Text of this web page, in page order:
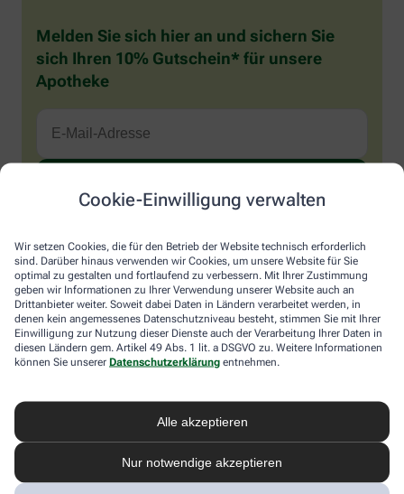
Cookie-Einwilligung verwalten
Wir setzen Cookies, die für den Betrieb der Website technisch erforderlich
sind. Darüber hinaus verwenden wir Cookies, um unsere Website für Sie
optimal zu gestalten und fortlaufend zu verbessern. Mit Ihrer Zustimmung
geben wir Informationen zu Ihrer Verwendung unserer Website auch an
Drittanbieter weiter. Soweit dabei Daten in Ländern verarbeitet werden, in
denen kein angemessenes Datenschutzniveau besteht, stimmen Sie mit Ihrer
Einwilligung zur Nutzung dieser Dienste auch der Verarbeitung Ihrer Daten in
diesen Ländern gem. Artikel 49 Abs. 1 lit. a DSGVO zu. Weitere Informationen
können Sie unserer Datenschutzerklärung entnehmen.
Alle akzeptieren
Nur notwendige akzeptieren
Melden Sie sich hier an und sichern Sie
sich Ihren 10% Gutschein* für unsere
Apotheke
Sie
ein
Mensch?
Dann
wählen
Sie
bitte
das
1 2 3
Ich möchte den im Namen meiner Apotheke versandten News-
Service abonnieren, der von der Alliance Healthcare Deutschland
GmbH (AHD) angeboten wird. Hiermit willige ich ein, dass AHD
meine E-Mail-Adresse zum Versand des News-Service
verarbeitet. AHD setzt für den Versand und die Analyse des
Newsletters den Dienstleister Emarsys ein. Die Einwilligung
Datenverarbeitung finden sich in derDatenschutzerklärung
AHD.